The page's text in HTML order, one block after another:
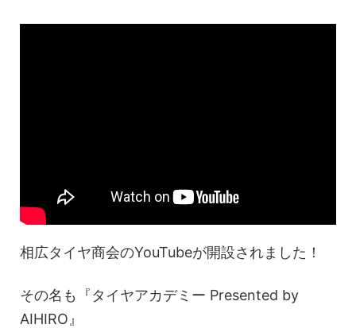
相広タイヤ商会のYouTubeが開設されました！
その名も『タイヤアカデミー Presented by
AIHIRO』